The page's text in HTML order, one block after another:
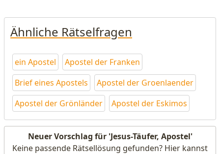
Ähnliche Rätselfragen
ein Apostel
Apostel der Franken
Brief eines Apostels
Apostel der Groenlaender
Apostel der Grönländer
Apostel der Eskimos
Neuer Vorschlag für 'Jesus-Täufer, Apostel'
Keine passende Rätsellösung gefunden? Hier kannst